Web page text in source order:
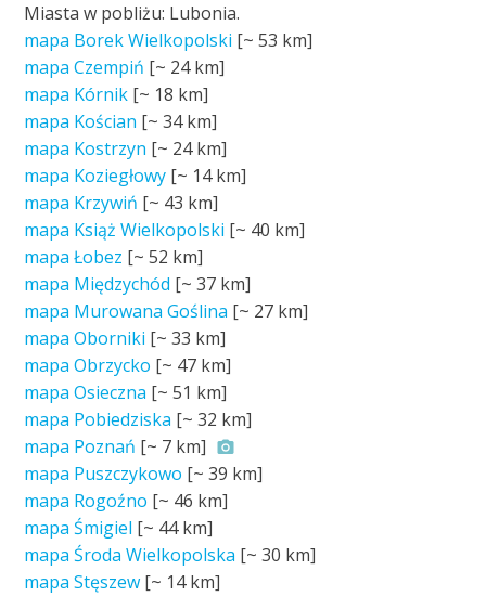
Miasta w pobliżu: Lubonia.
mapa Borek Wielkopolski [~53 km]
mapa Czempiń [~ 24 km]
mapa Kórnik [~ 18 km]
mapa Kościan [~34 km]
mapa Kostrzyn [~ 24 km]
mapa Koziegłowy [~ 14 km]
mapa Krzywiń [~ 43 km]
mapa Książ Wielkopolski [~ 40 km]
mapa Łobez [~52 km]
mapa Międzychód [~37 km]
mapa Murowana Goślina [~ 27 km]
mapa Oborniki [~33 km]
mapa Obrzycko [~ 47 km]
mapa Osieczna [~51 km]
mapa Pobiedziska [~32 km]
mapa Poznań [~ 7 km]
mapa Puszczykowo [~39 km]
mapa Rogoźno [~ 46 km]
mapa Śmigiel [~ 44 km]
mapa Środa Wielkopolska [~30 km]
mapa Stęszew [~ 14 km]